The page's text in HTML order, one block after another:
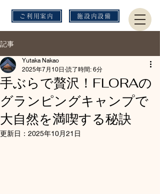
ご利用案内 施設内設備
記事
手ぶらで贅沢！FLORAの
グランピングキャンプで
大自然を満喫する秘訣
Yutaka Nakao
2025年7月10日 読了時間: 6分
更新日： 2025年10月21日